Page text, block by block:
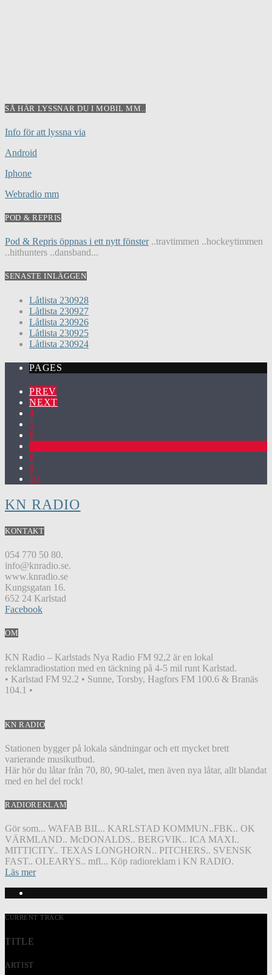
SÅ HÄR LYSSNAR DU I MOBIL MM..
Info för att lyssna via
Android
Iphone
Webradio mm
POD & REPRIS
Pod & Repris öppnas i ett nytt fönster..travtimmen ..hockeytimmen
..hithunters ..dansband...
SENASTE INLÄGGEN
Låtlista 230928
Låtlista 230927
Låtlista 230926
Låtlista 230925
Låtlista 230924
PAGES
PREV
NEXT
4
5
6
8
9
10
KN RADIO
KONTAKT
054 770 50 80.
info@knradio.se.
www.knradio.se
Kungsgatan 16.
652 24 Karlstad
Facebook
OM
KN Radio – Karlstads Nya Radio FM 92,2 är en lokal
reklamradiostation med en täckning på 4-5 mil runt Karlstad.
• Karlstad FM 92.2 • Sunne, Torsby, Hagfors FM 100.6 & Branäs
104.1 •
KN RADIO
Stationen bygger på lokala sändningar och ett mycket brett
varierande musikutbud.
Här hör du låtar från 70, 80, 90-talet, men även nya låtar, allt blandat
med en hel del rock!
RADIOREKLAM
Gör som... WAFAB BIL.. KARLSTAD KOMMUN..FBK.. OK
VÄRMLAND.. McDONALDS.. BERGVIK.. ICA MAXI..
MITTICITY.. TEXAS LONGHORN.. PITCHERS.. SVENSK
FAST.. OLEARYS.. mfl... Köp radioreklam i KN RADIO.
Läs mer
CURRENT TRACK
TITLE
ARTIST